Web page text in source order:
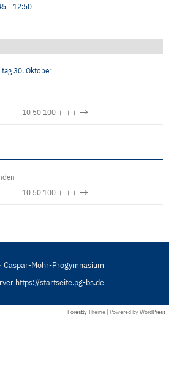
- 12:50
30. Oktober
− 10 50100 + ++→
− 10 50100 + ++→
Caspar-Mohr-Progymnasium
https://startseite.pg-bs.de
Forestly Theme | Powered by WordPress